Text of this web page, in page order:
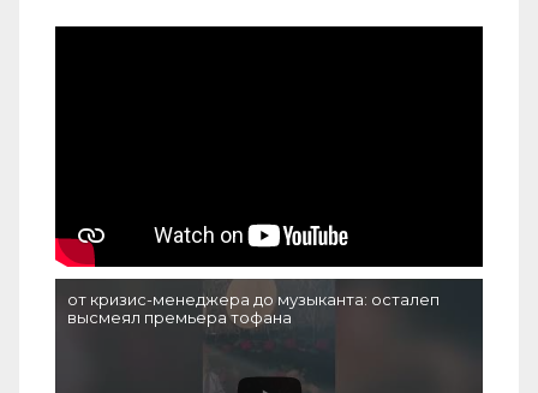
от кризис-менеджера до музыканта: осталеп
высмеял премьера тофана